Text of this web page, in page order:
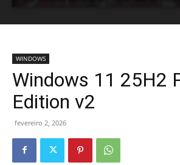
WINDOWS
Windows 11 25H2
Edition v2
fevereiro 2, 2026